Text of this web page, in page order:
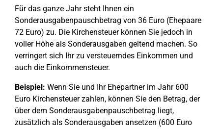
Für das ganze Jahr steht Ihnen ein
Sonderausgabenpauschbetrag von 36 Euro (Ehepaare
72 Euro) zu. Die Kirchensteuer können Sie jedoch in
voller Höhe als Sonderausgaben geltend machen. So
verringert sich Ihr zu versteuerndes Einkommen und
auch die Einkommensteuer.
Beispiel: Wenn Sie und Ihr Ehepartner im Jahr 600
Euro Kirchensteuer zahlen, können Sie den Betrag, der
über dem Sonderausgabenpauschbetrag liegt,
zusätzlich als Sonderausgaben ansetzen (600 Euro